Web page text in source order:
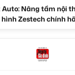
Nâng tầm nội
hình Zestech chính